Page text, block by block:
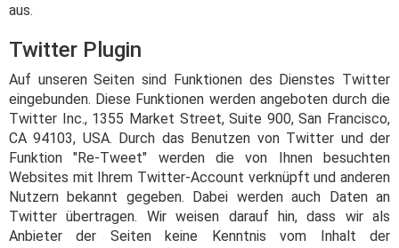
aus.
Twitter Plugin
Auf unseren Seiten sind Funktionen des Dienstes Twitter
eingebunden. Diese Funktionen werden angeboten durch die
Twitter Inc., 1355 Market Street, Suite 900, San Francisco,
CA 94103, USA. Durch das Benutzen von Twitter und der
Funktion "Re-Tweet" werden die von Ihnen besuchten
Websites mit Ihrem Twitter-Account verknüpft und anderen
Nutzern bekannt gegeben. Dabei werden auch Daten an
Twitter übertragen. Wir weisen darauf hin, dass wir als
Anbieter der Seiten keine Kenntnis vom Inhalt der